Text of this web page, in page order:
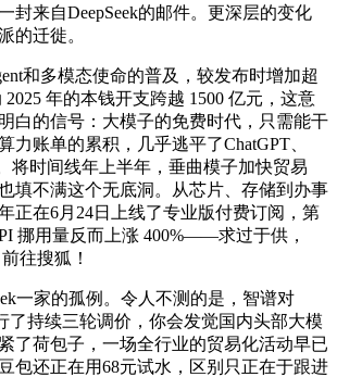
封来自DeepSeek的邮件。更深层的变化
的迁徙。
和多模态使命的普及，较发布时增加超
2025 年的本钱开支跨越 1500 亿元，这意
白的信号：大模子的免费时代，只需能干
力账单的累积，几乎逃平了ChatGPT、
将时间线年上半年，垂曲模子加快贸易
填不满这个无底洞。从芯片、存储到办事
正在6月24日上线了专业版付费订阅，第
挪用量反而上涨 400%——求过于供，
往搜狐！
一家的孤例。令人不测的是，智谱对
了持续三轮调价，你会发觉国内头部大模
了荷包子，一场全行业的贸易化活动早已
包还正在用68元试水，区别只正在于跟进